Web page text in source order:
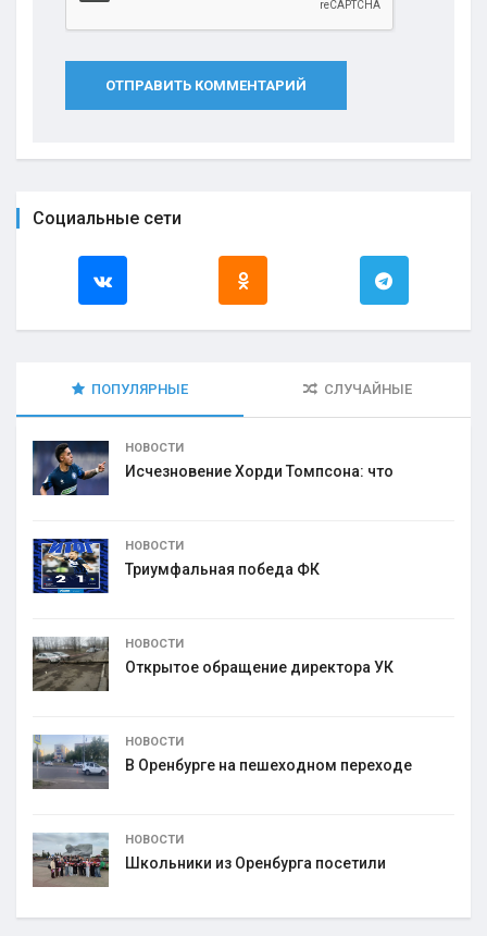
ОТПРАВИТЬ КОММЕНТАРИЙ
Социальные сети
ПОПУЛЯРНЫЕ СЛУЧАЙНЫЕ
НОВОСТИ
Исчезновение Хорди Томпсона: что
НОВОСТИ
Триумфальная победа ФК
НОВОСТИ
Открытое обращение директора УК
НОВОСТИ
В Оренбурге на пешеходном переходе
НОВОСТИ
Школьники из Оренбурга посетили